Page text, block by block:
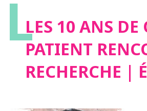
LLES 10 ANS
PATIENT
RECHERCHE |